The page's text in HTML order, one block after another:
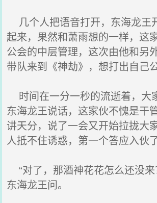
几个人把语音打开，东海龙王
起来，果然和萧雨想的一样，这
公会的中层管理，这次由他和另
带队来到《神劫》，想打出自己
时间在一分一秒的流逝着，大
东海龙王说话，这家伙不愧是干
讲天分，说了一会又开始拉拢大
人抵不住诱惑，第一个答应入伙了
“对了，那酒神花花怎么还没来
东海龙王问。